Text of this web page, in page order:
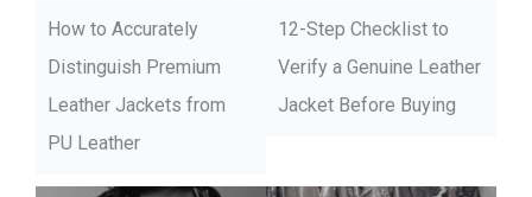
How to Accurately
Distinguish Premium
Leather Jackets from
PU Leather
12-Step Checklist to
Verify a Genuine Leather
Jacket Before Buying